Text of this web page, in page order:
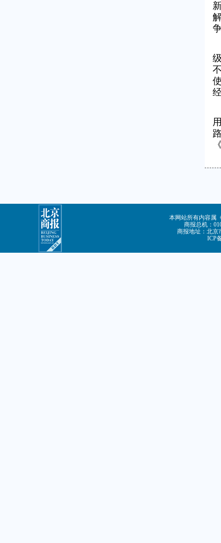
本网站所有内容属
商报总机：
商报地址：北京
ICP